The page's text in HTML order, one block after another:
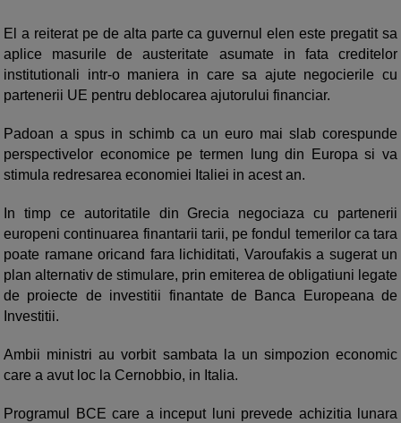
El a reiterat pe de alta parte ca guvernul elen este pregatit sa
aplice masurile de austeritate asumate in fata creditelor
institutionali intr-o maniera in care sa ajute negocierile cu
partenerii UE pentru deblocarea ajutorului financiar.
Padoan a spus in schimb ca un euro mai slab corespunde
perspectivelor economice pe termen lung din Europa si va
stimula redresarea economiei Italiei in acest an.
In timp ce autoritatile din Grecia negociaza cu partenerii
europeni continuarea finantarii tarii, pe fondul temerilor ca tara
poate ramane oricand fara lichiditati, Varoufakis a sugerat un
plan alternativ de stimulare, prin emiterea de obligatiuni legate
de proiecte de investitii finantate de Banca Europeana de
Investitii.
Ambii ministri au vorbit sambata la un simpozion economic
care a avut loc la Cernobbio, in Italia.
Programul BCE care a inceput luni prevede achizitia lunara